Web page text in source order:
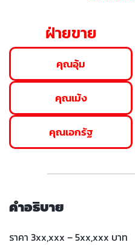
ฝ่ายขาย
คุณอุ้ม
คุณเม้ง
คุณเอกรัฐ
คำอธิบาย
ราคา 3xx,xxx – 5xx,xxx บาท